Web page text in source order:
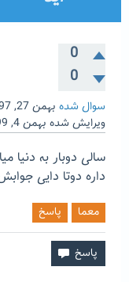
0
0
سوال شده بهمن 27, 1397
ویرایش شده بهمن 4, 1399
سالی دوبار به دنیا
داره دوتا دایی
معما پاسخ